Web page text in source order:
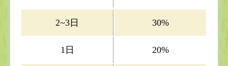
2~3日 30%
1日 20%